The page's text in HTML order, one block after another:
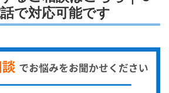
で対応可能です